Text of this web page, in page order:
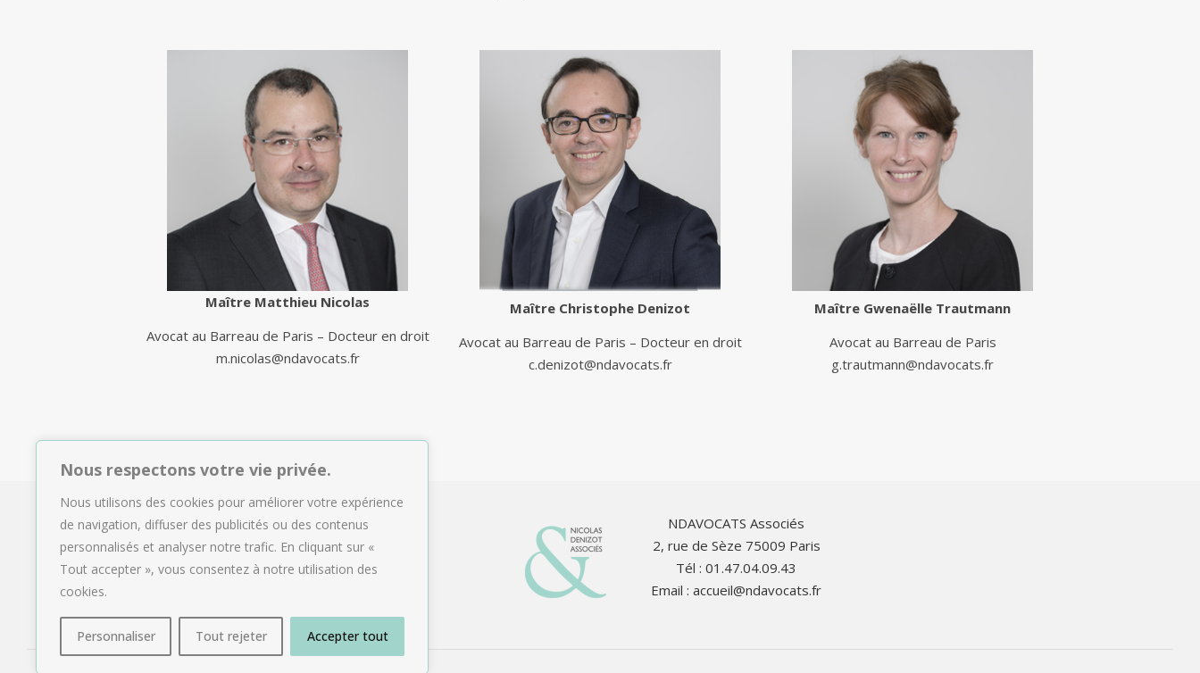
Nous respectons votre vie privée.
Nous utilisons des cookies pour améliorer votre expérience
de navigation, diffuser des publicités ou des contenus
personnalisés et analyser notre trafic. En cliquant sur «
Tout accepter », vous consentez à notre utilisation des
cookies.
Personnaliser Tout rejeter Accepter tout
Maître Matthieu Nicolas
Avocat au Barreau de Paris – Docteur en droit
m.nicolas@ndavocats.fr
Maître Christophe Denizot
Avocat au Barreau de Paris – Docteur en droit
c.denizot@ndavocats.fr
Maître Gwenaëlle Trautmann
Avocat au Barreau de Paris
g.trautmann@ndavocats.fr
NDAVOCATS Associés
2, rue de Sèze 75009 Paris
Tél : 01.47.04.09.43
Email :accueil@ndavocats.fr